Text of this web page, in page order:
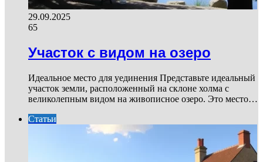
29.09.2025
65
Участок с видом на озеро
Идеальное место для уединения Представьте идеальный
участок земли, расположенный на склоне холма с
великолепным видом на живописное озеро. Это место…
Статьи